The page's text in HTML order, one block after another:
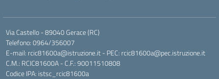
Via Castello - 89040 Gerace (RC)
Telefono: 0964/356007
E-mail: rcic81600a@istruzione.it - PEC: rcic81600a@pec.istruzione.it
C.M.: RCIC81600A - C.F.: 90011510808
Codice IPA: istsc_rcic81600a